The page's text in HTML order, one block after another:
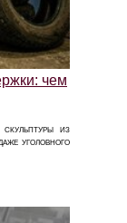
чем
из
уголовного